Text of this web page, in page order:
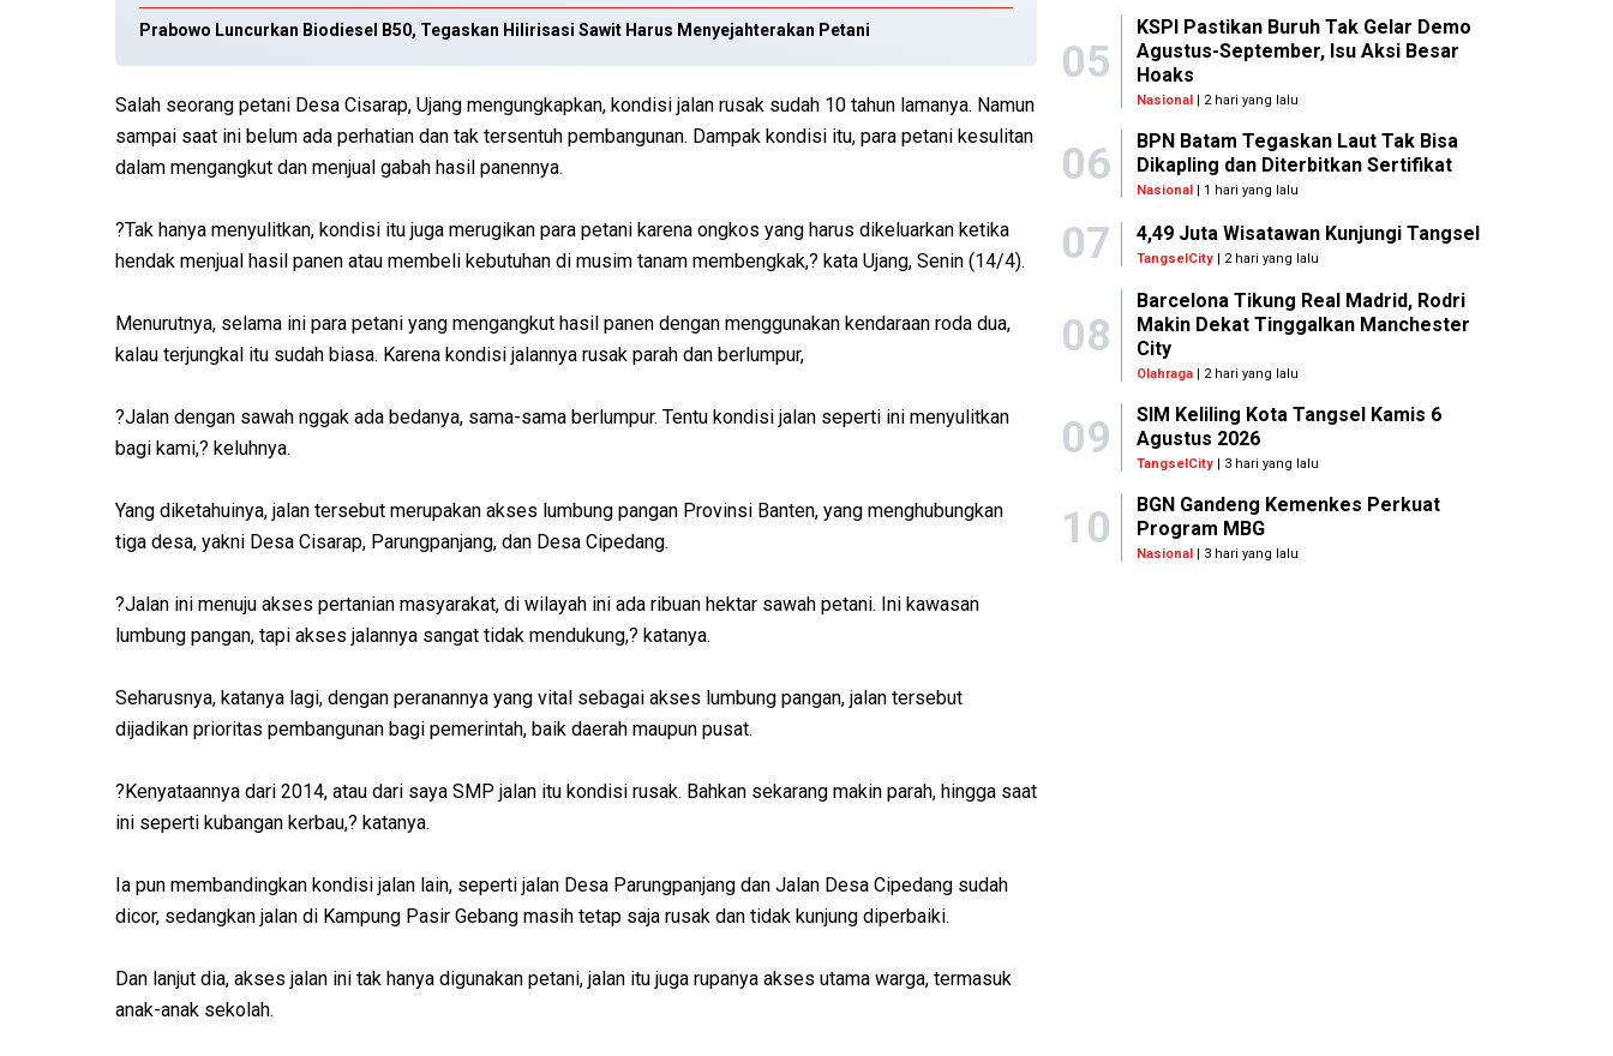
Prabowo Luncurkan Biodiesel B50, Tegaskan Hilirisasi Sawit Harus Menyejahterakan Petani
Salah seorang petani Desa Cisarap, Ujang mengungkapkan, kondisi jalan rusak sudah 10 tahun lamanya. Namun
sampai saat ini belum ada perhatian dan tak tersentuh pembangunan. Dampak kondisi itu, para petani kesulitan
dalam mengangkut dan menjual gabah hasil panennya.
?Tak hanya menyulitkan, kondisi itu juga merugikan para petani karena ongkos yang harus dikeluarkan ketika
hendak menjual hasil panen atau membeli kebutuhan di musim tanam membengkak,? kata Ujang, Senin (14/4).
Menurutnya, selama ini para petani yang mengangkut hasil panen dengan menggunakan kendaraan roda dua,
kalau terjungkal itu sudah biasa. Karena kondisi jalannya rusak parah dan berlumpur,
?Jalan dengan sawah nggak ada bedanya, sama-sama berlumpur. Tentu kondisi jalan seperti ini menyulitkan
bagi kami,? keluhnya.
Yang diketahuinya, jalan tersebut merupakan akses lumbung pangan Provinsi Banten, yang menghubungkan
tiga desa, yakni Desa Cisarap, Parungpanjang, dan Desa Cipedang.
?Jalan ini menuju akses pertanian masyarakat, di wilayah ini ada ribuan hektar sawah petani. Ini kawasan
lumbung pangan, tapi akses jalannya sangat tidak mendukung,? katanya.
Seharusnya, katanya lagi, dengan peranannya yang vital sebagai akses lumbung pangan, jalan tersebut
dijadikan prioritas pembangunan bagi pemerintah, baik daerah maupun pusat.
?Kenyataannya dari 2014, atau dari saya SMP jalan itu kondisi rusak. Bahkan sekarang makin parah, hingga saat
ini seperti kubangan kerbau,? katanya.
Ia pun membandingkan kondisi jalan lain, seperti jalan Desa Parungpanjang dan Jalan Desa Cipedang sudah
dicor, sedangkan jalan di Kampung Pasir Gebang masih tetap saja rusak dan tidak kunjung diperbaiki.
Dan lanjut dia, akses jalan ini tak hanya digunakan petani, jalan itu juga rupanya akses utama warga, termasuk
anak-anak sekolah.
05
KSPI Pastikan Buruh Tak Gelar Demo
Agustus-September, Isu Aksi Besar
Hoaks
Nasional | 2 hari yang lalu
06
BPN Batam Tegaskan Laut Tak Bisa
Dikapling dan Diterbitkan Sertifikat
Nasional | 1 hari yang lalu
07 4,49 Juta Wisatawan Kunjungi Tangsel
TangselCity | 2 hari yang lalu
08
Barcelona Tikung Real Madrid, Rodri
Makin Dekat Tinggalkan Manchester
City
Olahraga| 2 hari yang lalu
09
SIM Keliling Kota Tangsel Kamis 6
Agustus 2026
TangselCity| 3 hari yang lalu
10
BGN Gandeng Kemenkes Perkuat
Program MBG
Nasional | 3 hari yang lalu